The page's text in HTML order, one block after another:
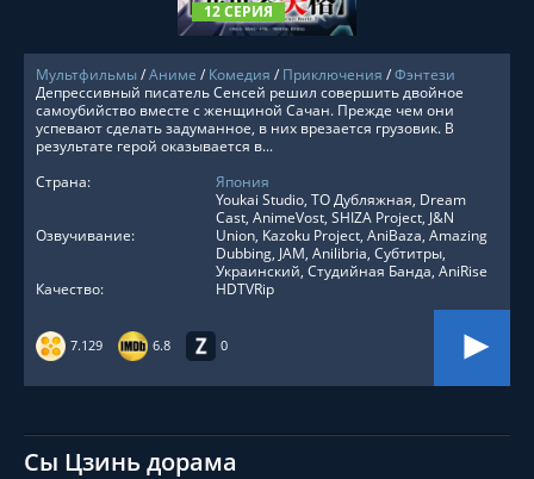
12 СЕРИЯ
Мультфильмы/Аниме / Комедия / Приключения /Фэнтези
7.129 6.8 0
Депрессивный писатель Сенсей решил совершить двойное
самоубийство вместе с женщиной Сачан. Прежде чем они
успевают сделать задуманное, в них врезается грузовик. В
результате герой оказывается в...
Страна:
Япония
Озвучивание:
Youkai Studio, ТО Дубляжная, Dream
Cast, AnimeVost, SHIZA Project, J&N
Union, Kazoku Project, AniBaza, Amazing
Dubbing, JAM, Anilibria, Субтитры,
Украинский, Студийная Банда, AniRise
Качество:
HDTVRip
Сы Цзинь дорама